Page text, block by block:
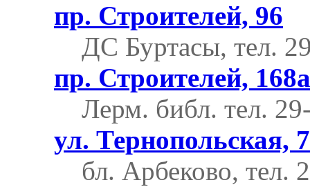
пр. Строителей, 96
ДС Буртасы, тел.
пр. Строителей, 168а
Лерм. библ. тел.
ул. Тернопольская, 7
бл. Арбеково, тел.